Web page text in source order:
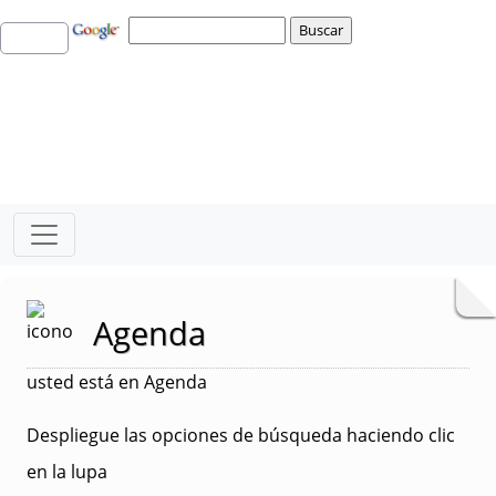
Agenda
usted está en Agenda
Despliegue las opciones de búsqueda haciendo clic
en la lupa